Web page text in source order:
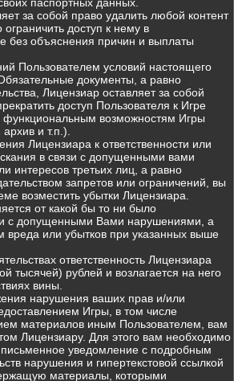
за собой право удалить любой контент
доступ к нему в
без объяснения причин и выплаты
Пользователем условий настоящего
документы, а равно
Лицензиар оставляет за собой
доступ Пользователя к Игре
возможностям Игры
и т.п.).
Лицензиара к ответственности или
в связи с допущенными вами
интересов третьих лиц, а равно
запретов или ограничений, вы
возместить убытки Лицензиара.
от какой бы то ни было
с допущенными Вами нарушениями, а
вреда или убытков при указанных выше
ответственность Лицензиара
тысячей) рублей и возлагается на него
вины.
нарушения ваших прав и/или
Игры, в том числе
материалов иным Пользователем, вам
Лицензиару. Для этого вам необходимо
уведомление с подробным
нарушения и гипертекстовой ссылкой
материалы, которыми